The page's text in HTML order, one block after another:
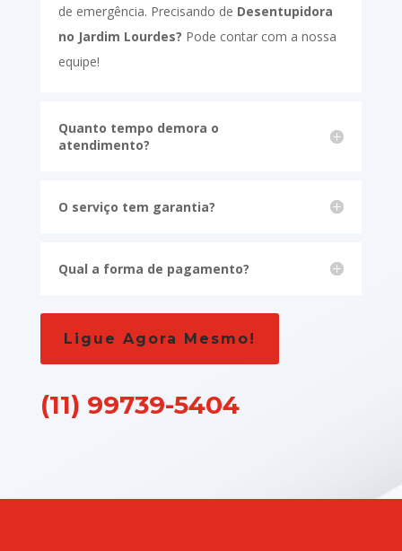
de emergência. Precisando de Desentupidora
no Jardim Lourdes? Pode contar com a nossa
equipe!
Quanto tempo demora o
atendimento?
O serviço tem garantia?
Qual a forma de pagamento?
Ligue Agora Mesmo!
(11) 99739-5404